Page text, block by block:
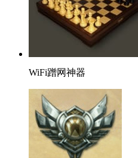
WiFi蹭网神器